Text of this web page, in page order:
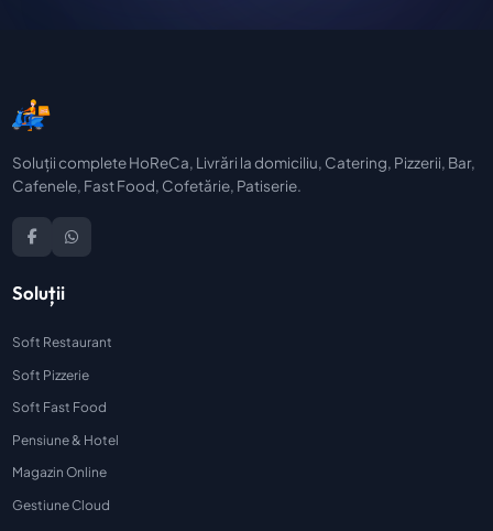
Soluții complete HoReCa, Livrări la domiciliu, Catering, Pizzerii, Bar,
Cafenele, Fast Food, Cofetărie, Patiserie.
Soluții
Soft Restaurant
Soft Pizzerie
Soft Fast Food
Pensiune & Hotel
Magazin Online
Gestiune Cloud